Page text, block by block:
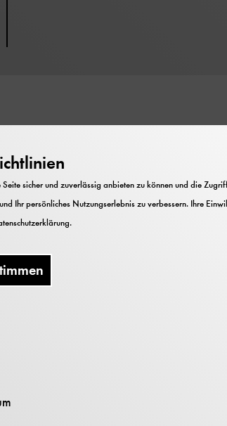
sie am Boden nutzbar machen.
für dieses Problem.
Tansania, Bolivien und Peru
und der Landwirtschaft. Sie
natürlichen Wasserkreislauf
sicher und zuverlässig anbieten zu können und die
Ihr persönliches Nutzungserlebnis zu verbessern. Ihre
.